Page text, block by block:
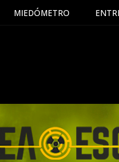
MIEDÓMETRO